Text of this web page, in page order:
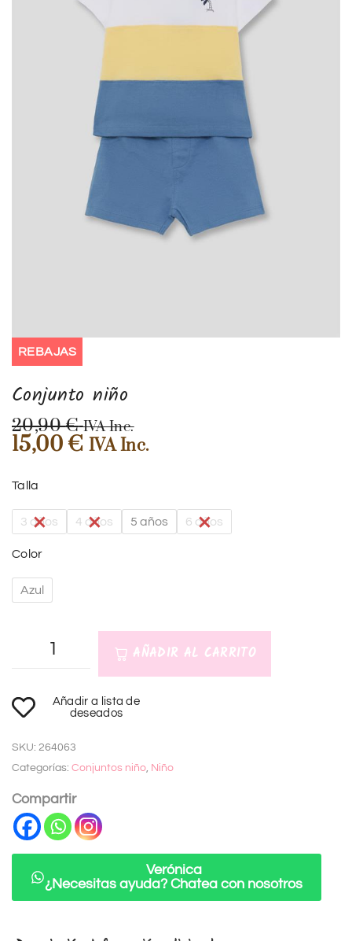
REBAJAS
Conjunto niño
20,90€ IVA Inc.
15,00€ IVA Inc.
Talla
3 años 4 años 5 años 6 años
Color
Azul
AÑADIR AL CARRITO
l
e
r
n
a
Añadir a lista de
deseados
SKU: 264063
Categorías: Conjuntos niño, Niño
Compartir
Verónica
¿Necesitas ayuda? Chatea con nosotros